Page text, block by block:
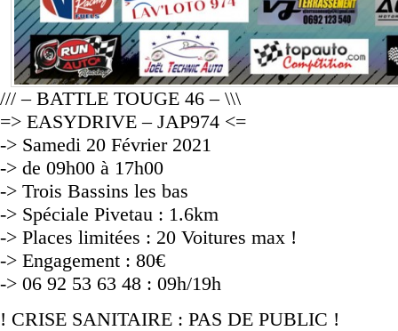
/// – BATTLE TOUGE 46 – \\\
=> EASYDRIVE – JAP974 <=
-> Samedi 20 Février 2021
-> de 09h00 à 17h00
-> Trois Bassins les bas
-> Spéciale Pivetau : 1.6km
-> Places limitées : 20 Voitures max !
-> Engagement : 80€
-> 06 92 53 63 48 : 09h/19h
! CRISE SANITAIRE : PAS DE PUBLIC !